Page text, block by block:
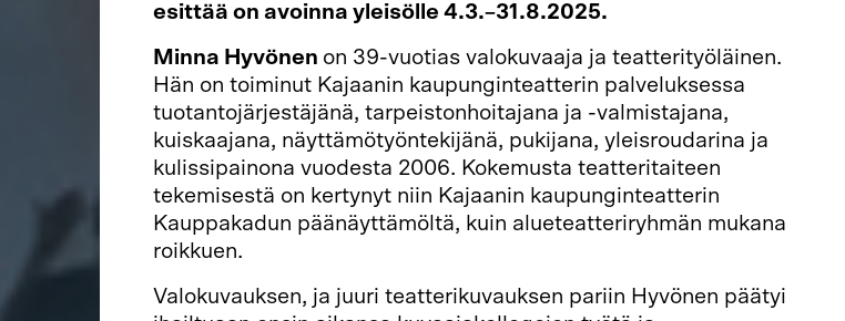
esittää on avoinna yleisölle 4.3.–31.8.2025.
Minna Hyvönen on 39-vuotias valokuvaaja ja teatterityöläinen.
Hän on toiminut Kajaanin kaupunginteatterin palveluksessa
tuotantojärjestäjänä, tarpeistonhoitajana ja -valmistajana,
kuiskaajana, näyttämötyöntekijänä, pukijana, yleisroudarina ja
kulissipainona vuodesta 2006. Kokemusta teatteritaiteen
tekemisestä on kertynyt niin Kajaanin kaupunginteatterin
Kauppakadun päänäyttämöltä, kuin alueteatteriryhmän mukana
roikkuen.
Valokuvauksen, ja juuri teatterikuvauksen pariin Hyvönen päätyi